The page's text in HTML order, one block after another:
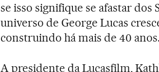
se isso signifique se afastar
universo de George Lucas
construindo há mais de 40 anos.
A presidente da Lucasfilm,